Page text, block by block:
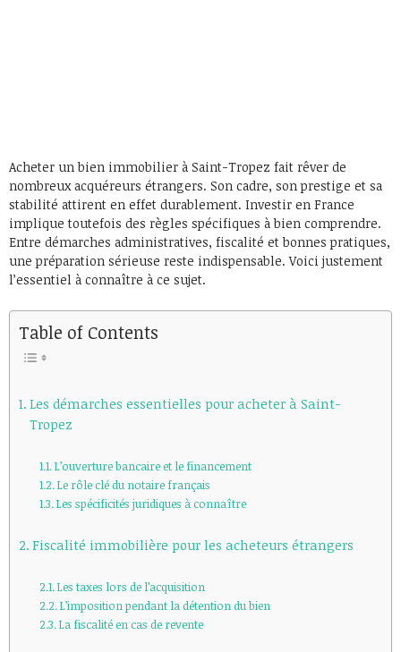
Acheter un bien immobilier à Saint-Tropez fait rêver de
nombreux acquéreurs étrangers. Son cadre, son prestige et sa
stabilité attirent en effet durablement. Investir en France
implique toutefois des règles spécifiques à bien comprendre.
Entre démarches administratives, fiscalité et bonnes pratiques,
une préparation sérieuse reste indispensable. Voici justement
l’essentiel à connaître à ce sujet.
Table of Contents
Les démarches essentielles pour acheter à Saint-
Tropez
L’ouverture bancaire et le financement
Le rôle clé du notaire français
Les spécificités juridiques à connaître
Fiscalité immobilière pour les acheteurs étrangers
Les taxes lors de l’acquisition
L’imposition pendant la détention du bien
La fiscalité en cas de revente